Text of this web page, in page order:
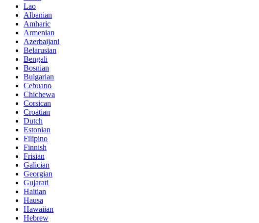
Lao
Albanian
Amharic
Armenian
Azerbaijani
Belarusian
Bengali
Bosnian
Bulgarian
Cebuano
Chichewa
Corsican
Croatian
Dutch
Estonian
Filipino
Finnish
Frisian
Galician
Georgian
Gujarati
Haitian
Hausa
Hawaiian
Hebrew